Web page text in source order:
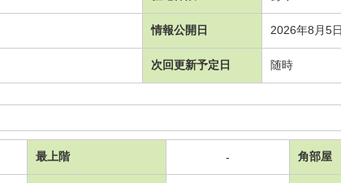
情報公開日 2026年8月5日
次回更新予定日 随時
最上階 - 角部屋